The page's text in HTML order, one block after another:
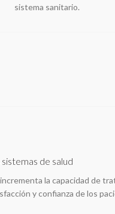
sistema sanitario.
de salud
la capacidad de
y confianza de los